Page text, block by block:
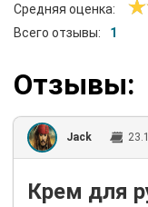
Средняя оценка:
Всего отзывы:
1
Отзывы:
Jack
Крем для